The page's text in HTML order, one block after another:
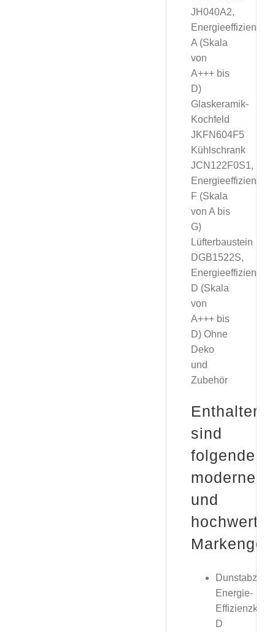
JH040A2,
A (Skala
von
A+++ bis
D)
Glaskeramik-
Kochfeld
JKFN604F5
Kühlschrank
JCN122F0S1,
F (Skala
von A bis
G)
Lüfterbaustein
DGB1522S,
D (Skala
von
A+++ bis
D) Ohne
Deko
und
Zubehör
Enthalten
sind
folgende
moderne
und
Energie-
D